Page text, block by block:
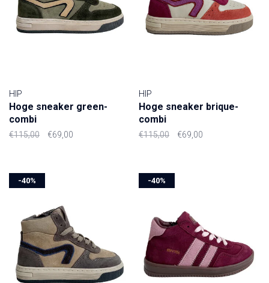
HIP
Hoge sneaker green-
combi
€115,00 €69,00
HIP
Hoge sneaker brique-
combi
€115,00 €69,00
-40% -40%